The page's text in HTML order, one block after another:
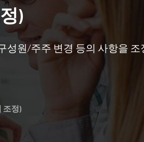
)
성원/주주 변경 등의 사항을 조
조정)